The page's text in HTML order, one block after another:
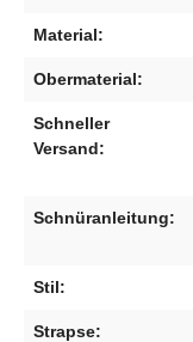
Material:
Obermaterial:
Schneller
Versand:
Schnüranleitung:
Stil:
Strapse: